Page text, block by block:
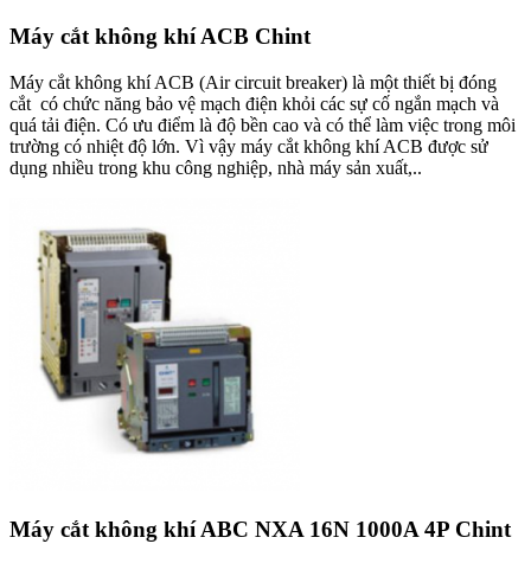
Máy cắt không khí ACB Chint
Máy cắt không khí ACB (Air circuit breaker) là một thiết bị đóng
cắt có chức năng bảo vệ mạch điện khỏi các sự cố ngắn mạch và
quá tải điện. Có ưu điểm là độ bền cao và có thể làm việc trong môi
trường có nhiệt độ lớn. Vì vậy máy cắt không khí ACB được sử
dụng nhiều trong khu công nghiệp, nhà máy sản xuất,..
Máy cắt không khí ABC NXA 16N 1000A 4P Chint